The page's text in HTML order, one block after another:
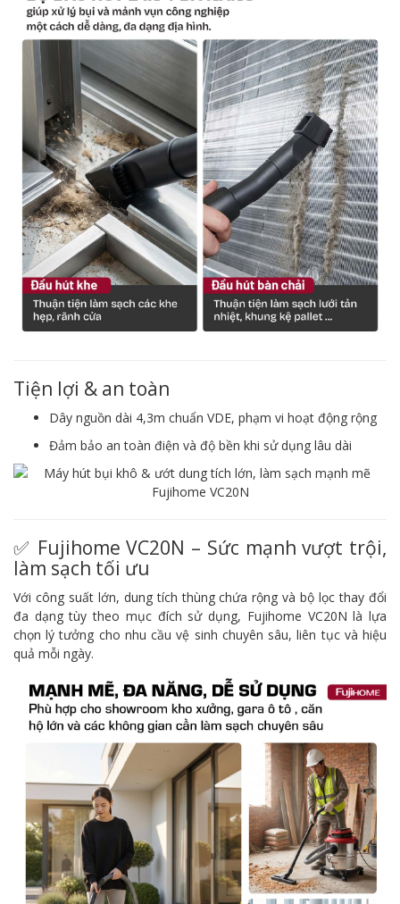
Tiện lợi & an toàn
Dây nguồn dài 4,3m chuẩn VDE, phạm vi hoạt động rộng
Đảm bảo an toàn điện và độ bền khi sử dụng lâu dài
✅ Fujihome VC20N – Sức mạnh vượt trội,
làm sạch tối ưu
Với công suất lớn, dung tích thùng chứa rộng và bộ lọc thay đổi
đa dạng tùy theo mục đích sử dụng, Fujihome VC20N là lựa
chọn lý tưởng cho nhu cầu vệ sinh chuyên sâu, liên tục và hiệu
quả mỗi ngày.